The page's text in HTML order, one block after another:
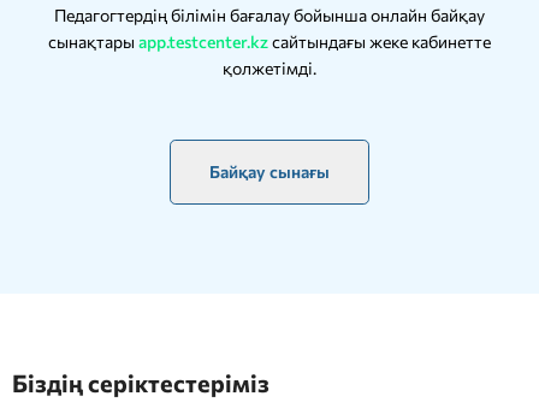
Педагогтердің білімін бағалау бойынша онлайн байқау
сынақтары app.testcenter.kzсайтындағы жеке кабинетте
қолжетімді.
Байқау сынағы
Біздің серіктестеріміз